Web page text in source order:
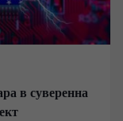
в суверенна